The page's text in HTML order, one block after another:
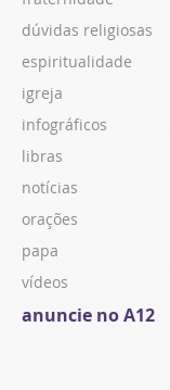
dúvidas religiosas
espiritualidade
igreja
infográficos
libras
notícias
orações
papa
vídeos
anuncie no A12